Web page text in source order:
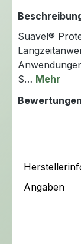
Suavel®
S… Mehr
Bewertungen
Angaben